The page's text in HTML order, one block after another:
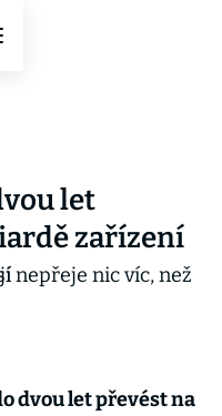
let
zařízení
dvou let převést na